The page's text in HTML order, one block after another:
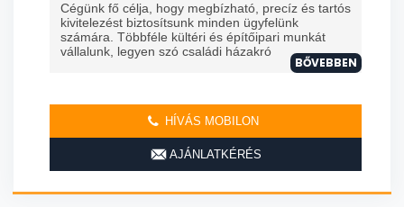
Cégünk fő célja, hogy megbízható, precíz és tartós
kivitelezést biztosítsunk minden ügyfelünk
számára. Többféle kültéri és építőipari munkát
vállalunk, legyen szó családi házakró
BŐVEBBEN
HÍVÁS MOBILON
AJÁNLATKÉRÉS